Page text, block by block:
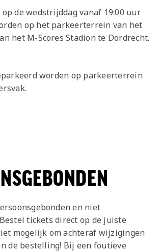
de wedstrijddag vanaf 19:00 uur
op het parkeerterrein van het
het M-Scores Stadion te Dordrecht.
worden op parkeerterrein
en niet
tickets direct op de juiste
mogelijk om achteraf wijzigingen
de bestelling! Bij een foutieve